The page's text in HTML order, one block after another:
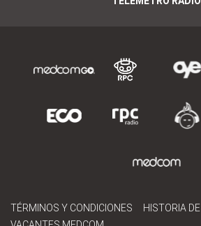
TÉRMINOS Y CONDICIONES
HISTORIA